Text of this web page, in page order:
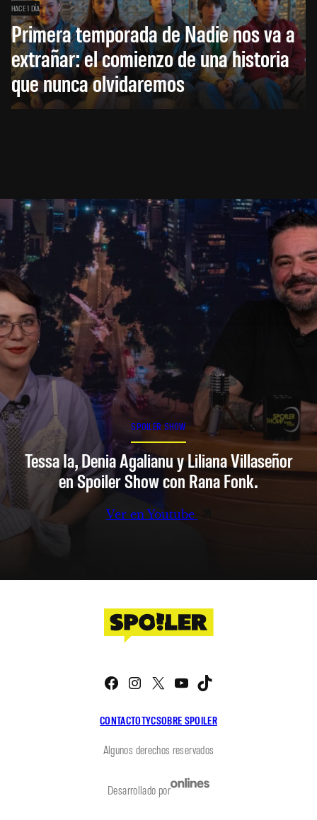
HACE 1 DÍA
Primera temporada de Nadie nos va a
extrañar: el comienzo de una historia
que nunca olvidaremos
SPOILER SHOW
Tessa Ia, Denia Agalianu y Liliana Villaseñor
en Spoiler Show con Rana Fonk.
Ver en Youtube
CONTACTOTYCSOBRE SPOILER
Facebook
Instagram
X YouTube
Algunos derechos reservados
Desarrollado por